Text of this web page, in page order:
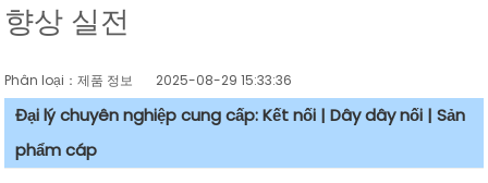
향상 실전
Phân loại：제품 정보 2025-08-29 15:33:36
Đại lý chuyên nghiệp cung cấp: Kết nối | Dây dây nối | Sản
phẩm cáp